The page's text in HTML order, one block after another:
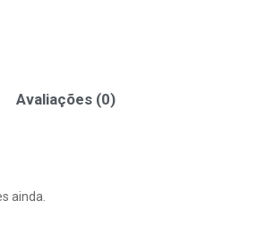
Avaliações (0)
ainda.